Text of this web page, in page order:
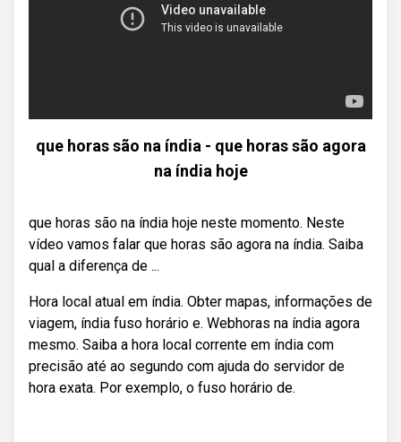
que horas são na índia - que horas são agora
na índia hoje
que horas são na índia hoje neste momento. Neste
vídeo vamos falar que horas são agora na índia. Saiba
qual a diferença de ...
Hora local atual em índia. Obter mapas, informações de
viagem, índia fuso horário e. Webhoras na índia agora
mesmo. Saiba a hora local corrente em índia com
precisão até ao segundo com ajuda do servidor de
hora exata. Por exemplo, o fuso horário de.